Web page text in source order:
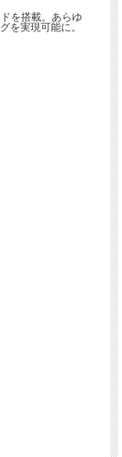
を搭載。あらゆ
を実現可能に。